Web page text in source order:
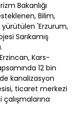
Bakanlığı
Bilim,
yürütülen 'Erzurum,
Sarıkamış
Kars-
12 bin
kanalizasyon
ticaret merkezi